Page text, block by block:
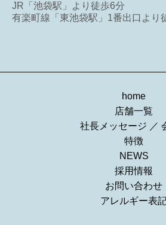
JR「池袋駅」より徒歩6分
有楽町線「東池袋駅」1番出口より
home
店舗一覧
社長メッセージ ／
特徴
NEWS
採用情報
お問い合わせ
アレルギー表